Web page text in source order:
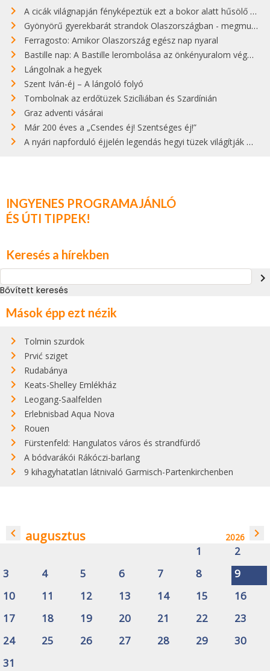
A cicák világnapján fényképeztük ezt a bokor alatt hűsölő cicát Kisorosziban
Gyönyörű gyerekbarát strandok Olaszországban - megmutatjuk a 15 legjobbat
Ferragosto: Amikor Olaszország egész nap nyaral
Bastille nap: A Bastille lerombolása az önkényuralom végét jelentette
Lángolnak a hegyek
Szent Iván-éj – A lángoló folyó
Tombolnak az erdőtüzek Szicíliában és Szardínián
Graz adventi vásárai
Már 200 éves a „Csendes éj! Szentséges éj!”
A nyári napforduló éjjelén legendás hegyi tüzek világítják meg Zugspitzét
INGYENES PROGRAMAJÁNLÓ
ÉS ÚTI TIPPEK!
Keresés a hírekben
navigate_next
Bővített keresés
Mások épp ezt nézik
Tolmin szurdok
Prvić sziget
Rudabánya
Keats-Shelley Emlékház
Leogang-Saalfelden
Erlebnisbad Aqua Nova
Rouen
Fürstenfeld: Hangulatos város és strandfürdő
A bódvarákói Rákóczi-barlang
9 kihagyhatatlan látnivaló Garmisch-Partenkirchenben
navigate_before augusztus 2026 navigate_next
1
2
3
4 5 6 7 8
9
10
11 12 13 14 15
16
17
18 19 20 21 22
23
24
25 26 27 28 29
30
31